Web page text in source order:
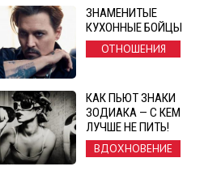
ЗНАМЕНИТЫЕ
КУХОННЫЕ БОЙЦЫ
ОТНОШЕНИЯ
КАК ПЬЮТ ЗНАКИ
ЗОДИАКА — С КЕМ
ЛУЧШЕ НЕ ПИТЬ!
ВДОХНОВЕНИЕ